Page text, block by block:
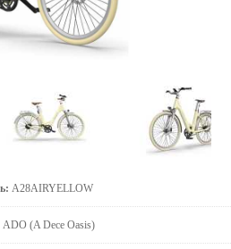
A28AIRYELLOW
ADO (A Dece Oasis)